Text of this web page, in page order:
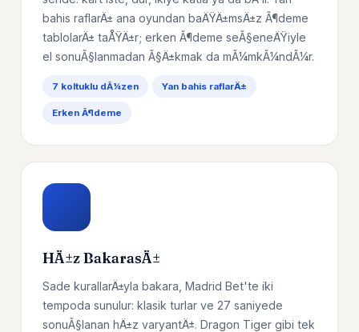
bahis raflarÄ± ana oyundan baÄŸÄ±msÄ±z Ã¶deme
tablolarÄ± taÅŸÄ±r; erken Ã¶deme seÃ§eneÄŸiyle
el sonuÃ§lanmadan Ã§Ä±kmak da mÃ¼mkÃ¼ndÃ¼r.
7 koltuklu dÃ¼zen Yan bahis raflarÄ±
Erken Ã¶deme
HÄ±z BakarasÄ±
Sade kurallarÄ±yla bakara, Madrid Bet'te iki
tempoda sunulur: klasik turlar ve 27 saniyede
sonuÃ§lanan hÄ±z varyantÄ±. Dragon Tiger gibi tek